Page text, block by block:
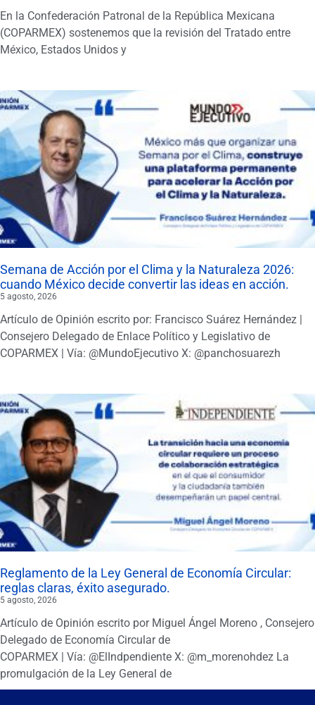
En la Confederación Patronal de la República Mexicana
(COPARMEX) sostenemos que la revisión del Tratado entre
México, Estados Unidos y
Semana de Acción por el Clima y la Naturaleza 2026:
cuando México decide convertir las ideas en acción.
5 agosto, 2026
Artículo de Opinión escrito por: Francisco Suárez Hernández |
Consejero Delegado de Enlace Político y Legislativo de
COPARMEX | Vía: @MundoEjecutivo X: @panchosuarezh
Reglamento de la Ley General de Economía Circular:
reglas claras, éxito asegurado.
5 agosto, 2026
Artículo de Opinión escrito por Miguel Ángel Moreno , Consejero
Delegado de Economía Circular de
COPARMEX | Vía: @ElIndpendiente X: @m_morenohdez La
promulgación de la Ley General de